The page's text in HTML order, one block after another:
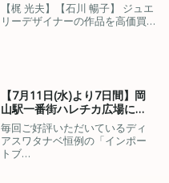
【梶 光夫】【石川 暢子】 ジュエ
リーデザイナーの作品を高価買…
【7月11日(水)より7日間】岡
山駅一番街ハレチカ広場に…
毎回ご好評いただいているディ
アスワタナベ恒例の「インポー
トブ…